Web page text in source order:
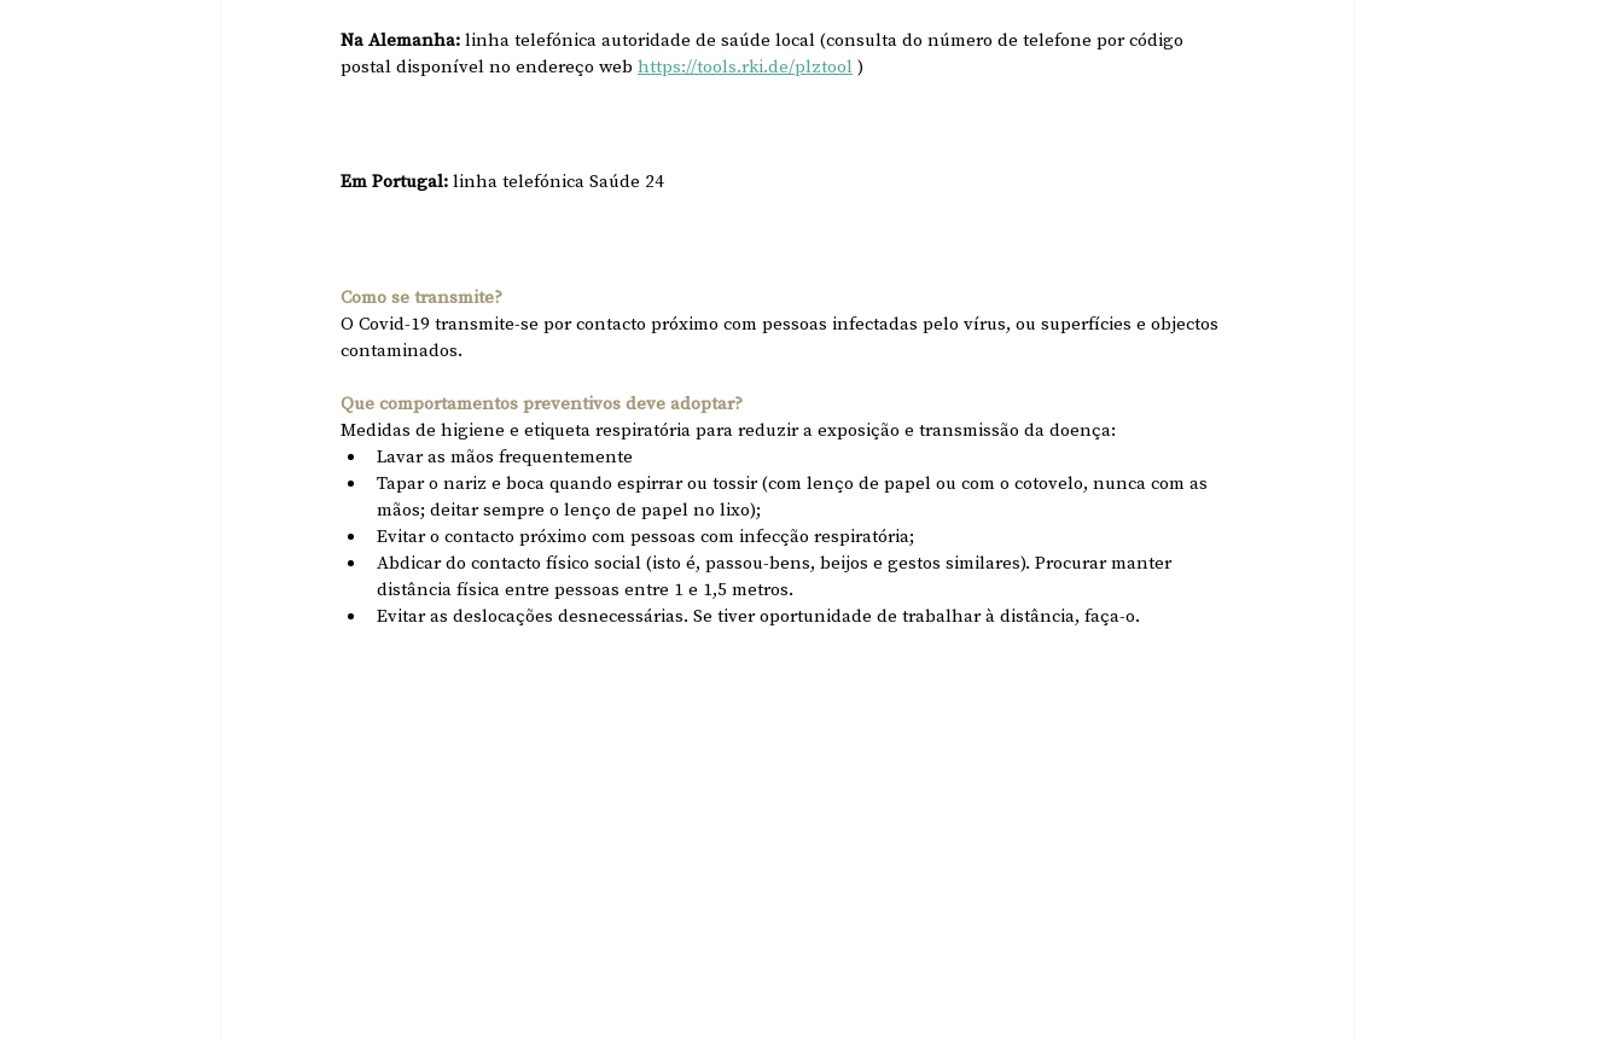
Na Alemanha: linha telefónica autoridade de saúde local (consulta do número de telefone por código
postal disponível no endereço web https://tools.rki.de/plztool )
Em Portugal: linha telefónica Saúde 24
Como se transmite?
O Covid-19 transmite-se por contacto próximo com pessoas infectadas pelo vírus, ou superfícies e objectos
contaminados.
Que comportamentos preventivos deve adoptar?
Medidas de higiene e etiqueta respiratória para reduzir a exposição e transmissão da doença:
Lavar as mãos frequentemente
Tapar o nariz e boca quando espirrar ou tossir (com lenço de papel ou com o cotovelo, nunca com as
mãos; deitar sempre o lenço de papel no lixo);
Evitar o contacto próximo com pessoas com infecção respiratória;
Abdicar do contacto físico social (isto é, passou-bens, beijos e gestos similares). Procurar manter
distância física entre pessoas entre 1 e 1,5 metros.
Evitar as deslocações desnecessárias. Se tiver oportunidade de trabalhar à distância, faça-o.